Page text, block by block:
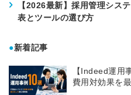
【2026最新】採用管理シス
表とツールの選び方
●新着記事
【Indeed運用
費用対効果を